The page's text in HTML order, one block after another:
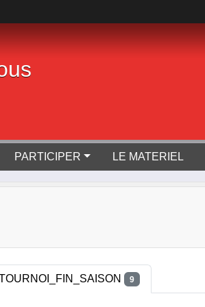
PARTICIPER LE MATERIEL
9